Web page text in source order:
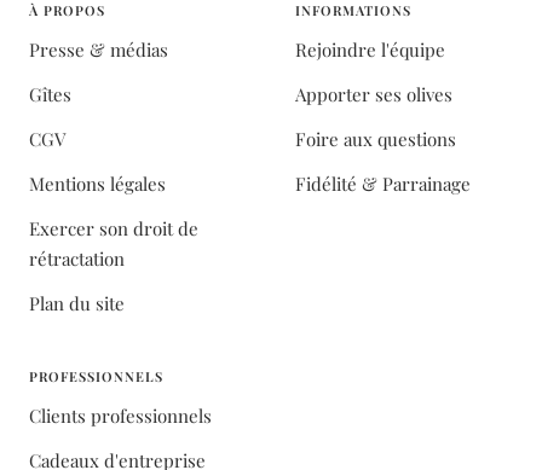
À PROPOS
Presse & médias
Gîtes
CGV
Mentions légales
Exercer son droit de
rétractation
Plan du site
INFORMATIONS
Rejoindre l'équipe
Apporter ses olives
Foire aux questions
Fidélité & Parrainage
PROFESSIONNELS
Clients professionnels
Cadeaux d'entreprise